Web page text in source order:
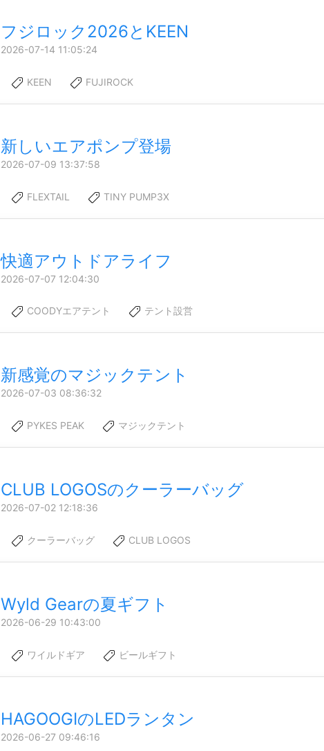
フジロック2026とKEEN
2026-07-14 11:05:24
KEEN FUJIROCK
新しいエアポンプ登場
2026-07-09 13:37:58
FLEXTAIL TINY PUMP3X
快適アウトドアライフ
2026-07-07 12:04:30
COODYエアテント テント設営
新感覚のマジックテント
2026-07-03 08:36:32
PYKES PEAK マジックテント
CLUB LOGOSのクーラーバッグ
2026-07-02 12:18:36
クーラーバッグ CLUB LOGOS
Wyld Gearの夏ギフト
2026-06-29 10:43:00
ワイルドギア ビールギフト
HAGOOGIのLEDランタン
2026-06-27 09:46:16